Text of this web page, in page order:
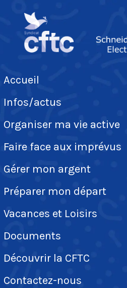
Accueil
Infos/actus
Organiser ma vie active
Faire face aux imprévus
Gérer mon argent
Préparer mon départ
Vacances et Loisirs
Documents
Découvrir la CFTC
Contactez-nous